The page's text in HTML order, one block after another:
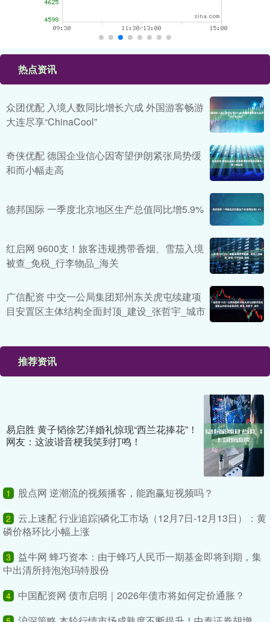
热点资讯
众团优配 入境人数同比增长六成 外国游客畅游
大连尽享“ChinaCool”
奇侠优配 德国企业信心因寄望伊朗紧张局势缓
和而小幅走高
德邦国际 一季度北京地区生产总值同比增5.9%
红启网 9600支！旅客违规携带香烟、雪茄入境
被查_免税_行李物品_海关
广信配资 中交一公局集团郑州东关虎屯续建项
目安置区主体结构全面封顶_建设_张哲宇_城市
推荐资讯
易启胜 黄子韬徐艺洋婚礼惊现“西兰花捧花”！
网友：这波谐音梗我笑到打鸣！
1 股点网 逆潮流的视频播客，能跑赢短视频吗？
2
云上速配 行业追踪|磷化工市场（12月7日-12月13日）：黄
磷价格环比小幅上涨
3
益牛网 蜂巧资本：由于蜂巧人民币一期基金即将到期，集
中出清所持泡泡玛特股份
4 中国配资网 债市启明｜2026年债市将如何定价通胀？